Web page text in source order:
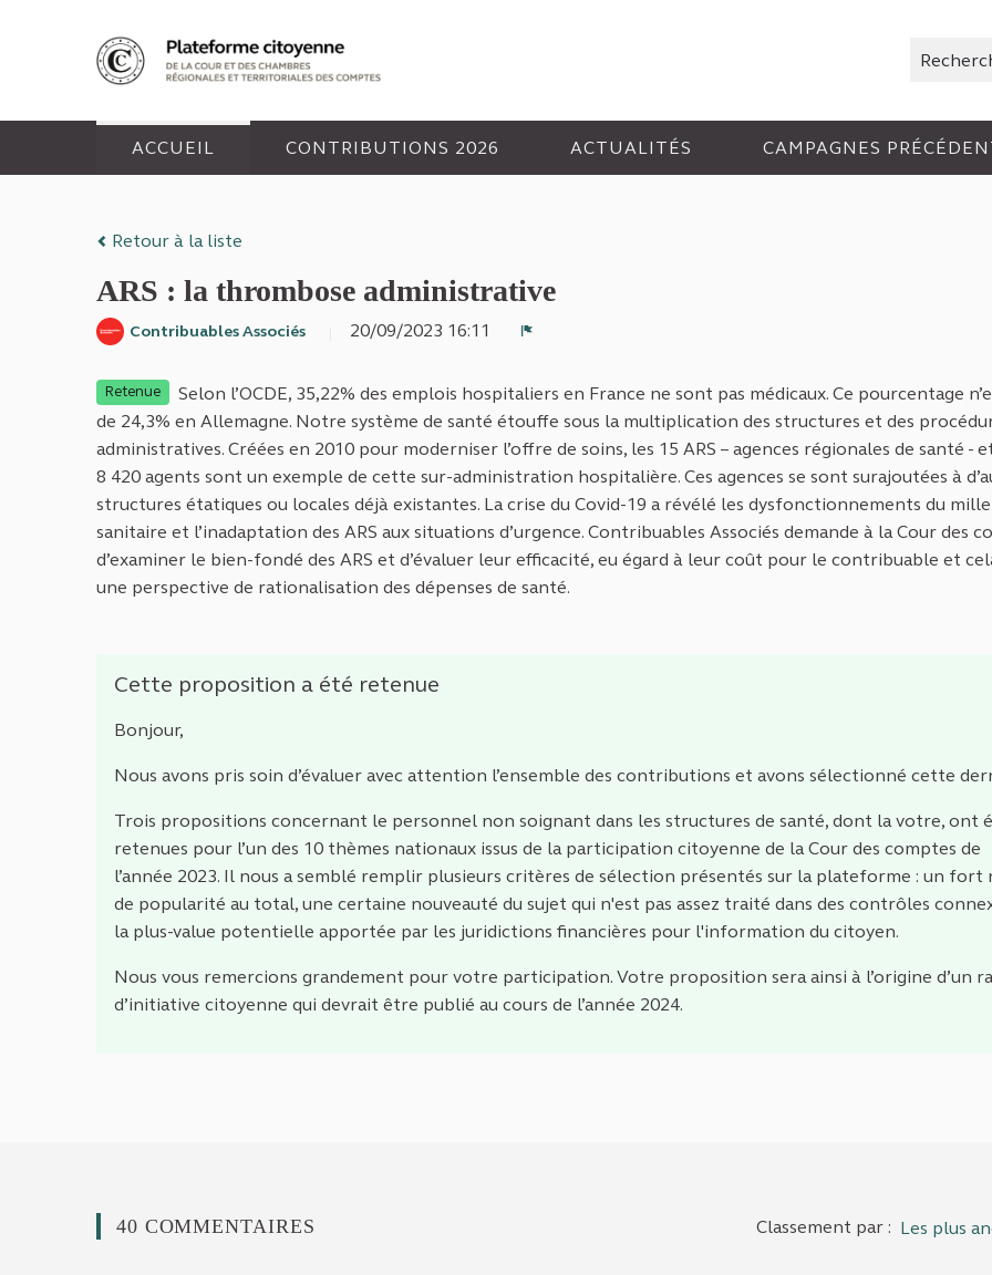
Rechercher
ACCUEIL CONTRIBUTIONS 2026 ACTUALITÉS CAMPAGNES
Retour à la liste
ARS : la thrombose administrative
Contribuables Associés
20/09/2023 16:11
Retenue
Selon l’OCDE, 35,22% des emplois hospitaliers en France ne sont pas médicaux. Ce pourcentage
de 24,3% en Allemagne. Notre système de santé étouffe sous la multiplication des structures et des
administratives. Créées en 2010 pour moderniser l’offre de soins, les 15 ARS – agences régionales de santé -
8 420 agents sont un exemple de cette sur-administration hospitalière. Ces agences se sont surajoutées à
structures étatiques ou locales déjà existantes. La crise du Covid-19 a révélé les dysfonctionnements du
sanitaire et l’inadaptation des ARS aux situations d’urgence. Contribuables Associés demande à la Cour des
d’examiner le bien-fondé des ARS et d’évaluer leur efficacité, eu égard à leur coût pour le contribuable et
une perspective de rationalisation des dépenses de santé.
Cette proposition a été retenue
Bonjour,
Nous avons pris soin d’évaluer avec attention l’ensemble des contributions et avons sélectionné cette
Trois propositions concernant le personnel non soignant dans les structures de santé, dont la votre, ont
retenues pour l’un des 10 thèmes nationaux issus de la participation citoyenne de la Cour des comptes de
l’année 2023. Il nous a semblé remplir plusieurs critères de sélection présentés sur la plateforme : un fort
de popularité au total, une certaine nouveauté du sujet qui n'est pas assez traité dans des contrôles
la plus-value potentielle apportée par les juridictions financières pour l'information du citoyen.
Nous vous remercions grandement pour votre participation. Votre proposition sera ainsi à l’origine d’un
d’initiative citoyenne qui devrait être publié au cours de l’année 2024.
40 COMMENTAIRES Classement par : Les plus